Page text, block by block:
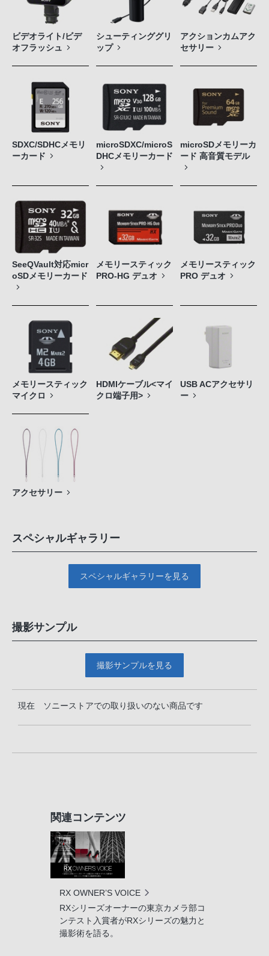
ビデオライト/ビデ
オフラッシュ
シューティンググリ
ップ
アクションカムアク
セサリー
SDXC/SDHCメモリ
ーカード
microSDXC/microS
DHCメモリーカード
microSDメモリーカ
ード 高音質モデル
SeeQVault対応micr
oSDメモリーカード
メモリースティック
PRO-HG デュオ
メモリースティック
PRO デュオ
メモリースティック
マイクロ
HDMIケーブル<マイ
クロ端子用>
USB ACアクセサリ
ー
アクセサリー
スペシャルギャラリー
スペシャルギャラリーを見る
撮影サンプル
撮影サンプルを見る
現在 ソニーストアでの取り扱いのない商品です
関連コンテンツ
RX OWNER’S VOICE
RXシリーズオーナーの東京カメラ部コ
ンテスト入賞者がRXシリーズの魅力と
撮影術を語る。